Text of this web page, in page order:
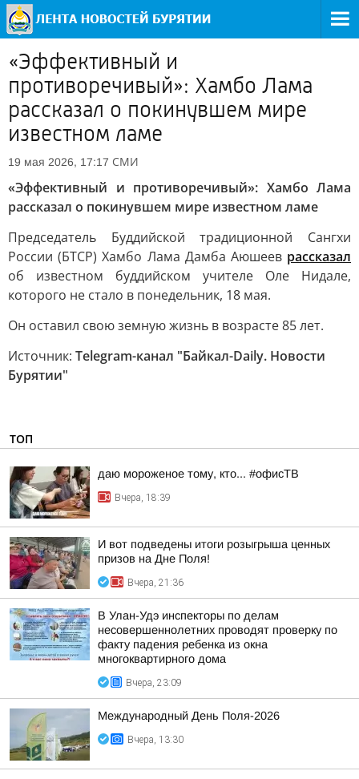
«Эффективный и
противоречивый»: Хамбо Лама
рассказал о покинувшем мире
известном ламе
19 мая 2026, 17:17 СМИ
«Эффективный и противоречивый»: Хамбо Лама
рассказал о покинувшем мире известном ламе
Председатель Буддийской традиционной Сангхи
России (БТСР) Хамбо Лама Дамба Аюшеев рассказал
об известном буддийском учителе Оле Нидале,
которого не стало в понедельник, 18 мая.
Он оставил свою земную жизнь в возрасте 85 лет.
Источник: Telegram-канал "Байкал-Daily. Новости
Бурятии"
ТОП
даю мороженое тому, кто... #офисТВ
Вчера, 18:39
И вот подведены итоги розыгрыша ценных
призов на Дне Поля!
Вчера, 21:36
В Улан-Удэ инспекторы по делам
несовершеннолетних проводят проверку по
факту падения ребенка из окна
многоквартирного дома
Вчера, 23:09
Международный День Поля-2026
Вчера, 13:30